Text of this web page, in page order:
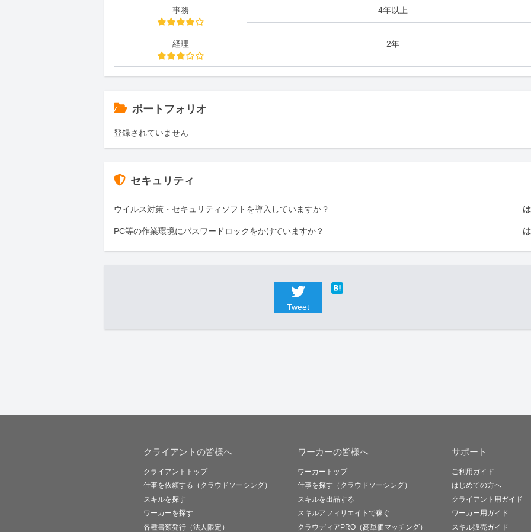
事務 4年以上
経理 2年
ポートフォリオ
登録されていません
セキュリティ
ウイルス対策・セキュリティソフトを導入していますか？
PC等の作業環境にパスワードロックをかけていますか？
Tweet
クライアントの皆様へ
クライアントトップ
仕事を依頼する（クラウドソーシング）
スキルを探す
ワーカーを探す
各種書類発行（法人限定）
ワーカーの皆様へ
ワーカートップ
仕事を探す（クラウドソーシング）
スキルを出品する
スキルアフィリエイトで稼ぐ
クラウディアPRO（高単価マッチング）
サポート
ご利用ガイド
はじめての方へ
クライアント用ガイド
ワーカー用ガイド
スキル販売ガイド